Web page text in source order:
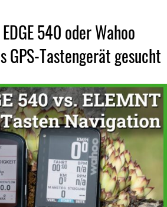
540 oder Wahoo
GPS-Tastengerät gesucht